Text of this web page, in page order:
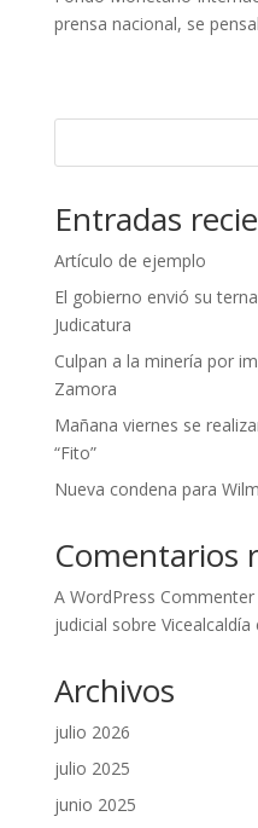
prensa nacional, se
Entradas
Artículo de ejemplo
El gobierno envió su
Judicatura
Culpan a la minería por
Zamora
Mañana viernes se
“Fito”
Nueva condena para
Comentarios
A WordPress Commenter
judicial sobre Vicealcaldía
Archivos
julio 2026
julio 2025
junio 2025